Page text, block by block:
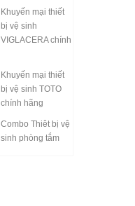
Khuyến mại thiết
bị vệ sinh
VIGLACERA chính
Khuyến mại thiết
bị vệ sinh TOTO
chính hãng
Combo Thiêt bị vệ
sinh phòng tắm